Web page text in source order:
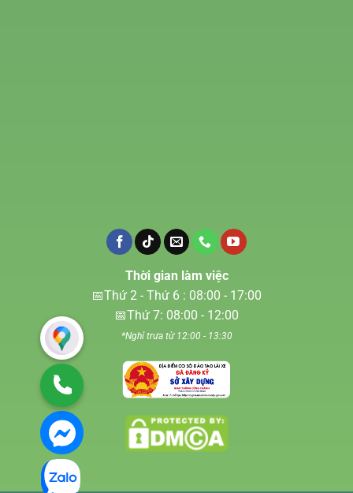
Thời gian làm việc
📅Thứ 2 - Thứ 6 : 08:00 - 17:00
📅Thứ 7: 08:00 - 12:00
*Nghỉ trưa từ 12:00 - 13:30